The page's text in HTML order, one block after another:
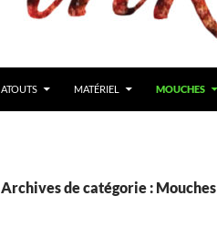
ATOUTS MATÉRIEL MOUCHES
Archives de catégorie : Mouches